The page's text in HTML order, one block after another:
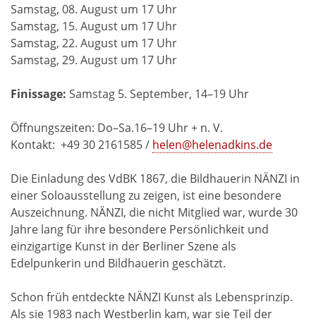
Samstag, 08. August um 17 Uhr
Samstag, 15. August um 17 Uhr
Samstag, 22. August um 17 Uhr
Samstag, 29. August um 17 Uhr
Finissage: Samstag 5. September, 14–19 Uhr
Öffnungszeiten: Do–Sa.16–19 Uhr + n. V.
Kontakt: +49 30 2161585 / helen@helenadkins.de
Die Einladung des VdBK 1867, die Bildhauerin NÄNZI in
einer Soloausstellung zu zeigen, ist eine besondere
Auszeichnung. NÄNZI, die nicht Mitglied war, wurde 30
Jahre lang für ihre besondere Persönlichkeit und
einzigartige Kunst in der Berliner Szene als
Edelpunkerin und Bildhauerin geschätzt.
Schon früh entdeckte NÄNZI Kunst als Lebensprinzip.
Als sie 1983 nach Westberlin kam, war sie Teil der